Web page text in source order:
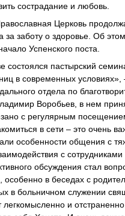
сострадание и любовь.
Церковь
за заботу о здоровье. Об
Успенского поста.
состоялся пастырский
в современных условиях»,
отдела по
Воробьев, в нем
с регулярным
в сети – это очень
особенности общения с
с
обсуждения стал
особенно в беседах с
в больничном служении
легкомысленно и